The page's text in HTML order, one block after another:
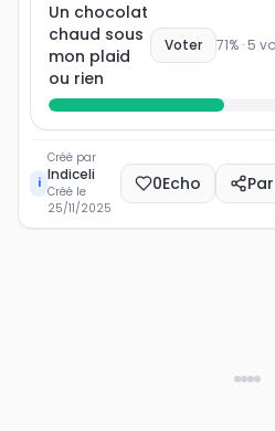
Un chocolat
chaud sous
mon plaid
ou rien
Voter 71% · 5
i
Créé par
Indiceli
Créé le
25/11/2025
0Echo